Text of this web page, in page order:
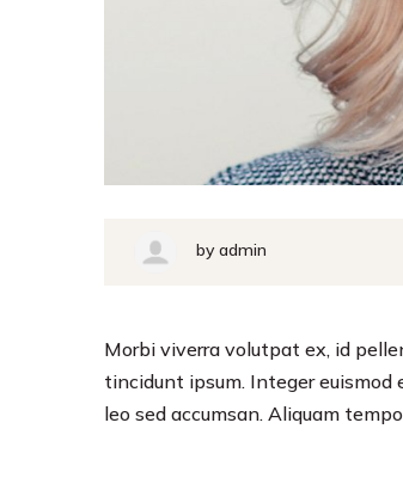
byadmin
Morbi viverra volutpat ex, id
tincidunt ipsum. Integer
leo sed accumsan. Aliquam